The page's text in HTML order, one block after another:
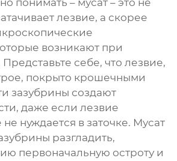
понимать – мусат – это не
лезвие, а скорее
возникают при
себе, что лезвие,
покрыто крошечными
зазубрины создают
даже если лезвие
нуждается в заточке. Мусат
разгладить,
первоначальную остроту и